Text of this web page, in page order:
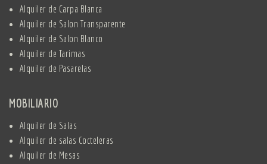
Alquiler de Carpa Blanca
Alquiler de Salon Transparente
Alquiler de Salon Blanco
Alquiler de Tarimas
Alquiler de Pasarelas
MOBILIARIO
Alquiler de Salas
Alquiler de salas Cocteleras
Alquiler de Mesas